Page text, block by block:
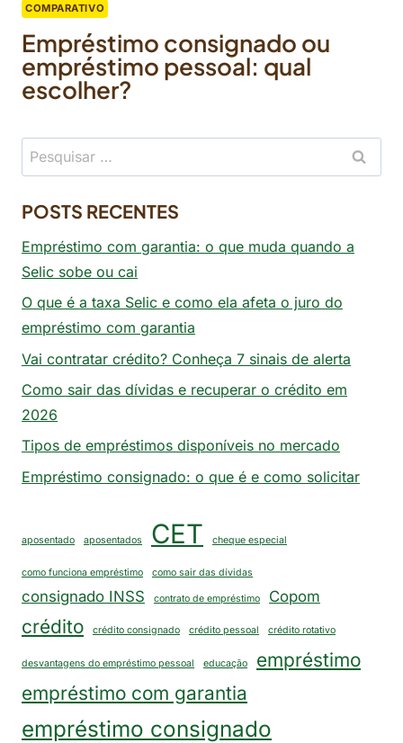
COMPARATIVO
Empréstimo consignado ou
empréstimo pessoal: qual
escolher?
Pesquisar
por:
POSTS RECENTES
Empréstimo com garantia: o que muda quando a
Selic sobe ou cai
O que é a taxa Selic e como ela afeta o juro do
empréstimo com garantia
Vai contratar crédito? Conheça 7 sinais de alerta
Como sair das dívidas e recuperar o crédito em
2026
Tipos de empréstimos disponíveis no mercado
Empréstimo consignado: o que é e como solicitar
aposentado aposentados CET cheque especial
como funciona empréstimo como sair das dívidas
consignado INSS contrato de empréstimo Copom
crédito crédito consignado crédito pessoal crédito rotativo
desvantagens do empréstimo pessoal educação
empréstimo
empréstimo com garantia
empréstimo consignado